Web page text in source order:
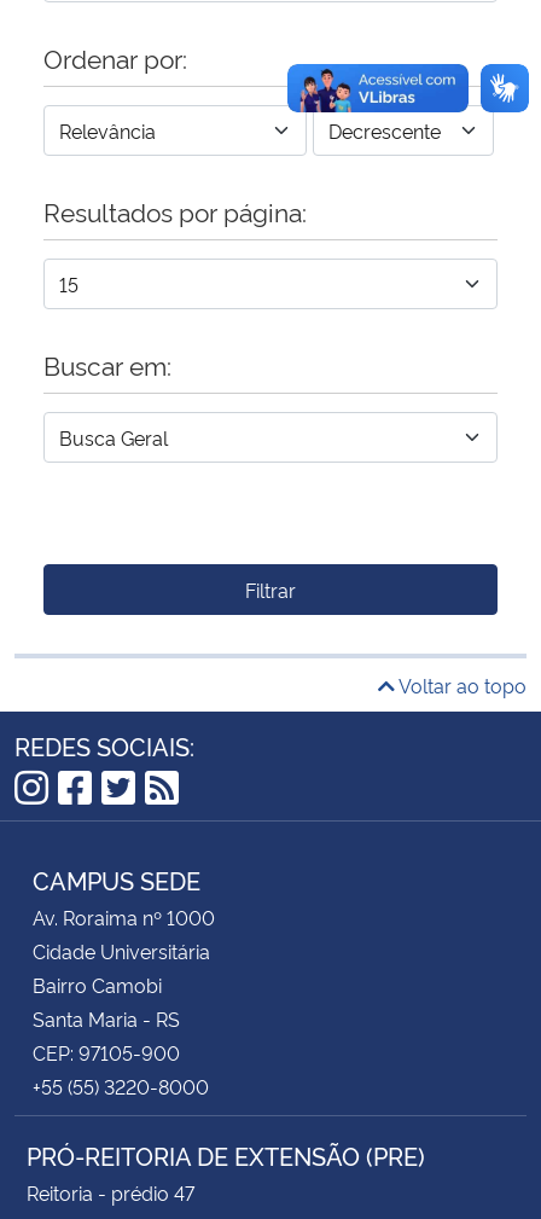
Ordenar por:
Resultados por página:
Buscar em:
Filtrar
Voltar ao topo
REDES SOCIAIS:
Instagram
Facebook
Twitter
RSS
CAMPUS SEDE
Av. Roraima nº 1000
Cidade Universitária
Bairro Camobi
Santa Maria - RS
CEP: 97105-900
+55 (55) 3220-8000
PRÓ-REITORIA DE EXTENSÃO (PRE)
Reitoria - prédio 47